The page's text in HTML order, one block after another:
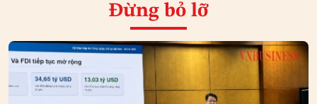
Đừng bỏ lỡ